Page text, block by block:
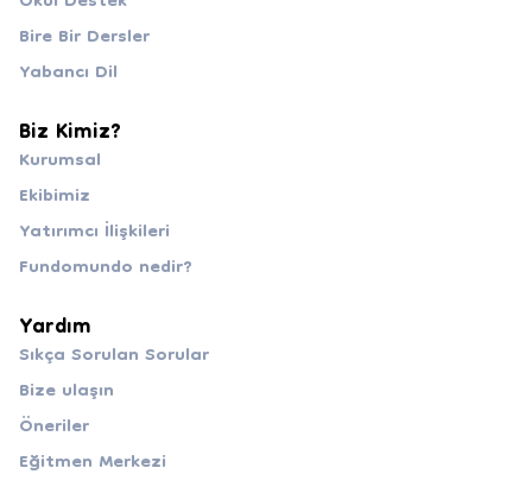
Bire Bir Dersler
Yabancı Dil
Biz Kimiz?
Kurumsal
Ekibimiz
Yatırımcı İlişkileri
Fundomundo nedir?
Yardım
Sıkça Sorulan Sorular
Bize ulaşın
Öneriler
Eğitmen Merkezi